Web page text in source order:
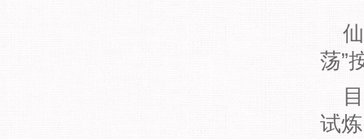
荡”
试